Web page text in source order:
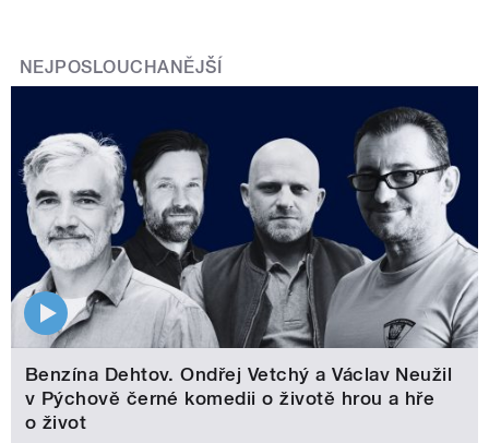
NEJPOSLOUCHANĚJŠÍ
Benzína Dehtov. Ondřej Vetchý a Václav Neužil
v Pýchově černé komedii o životě hrou a hře
o život